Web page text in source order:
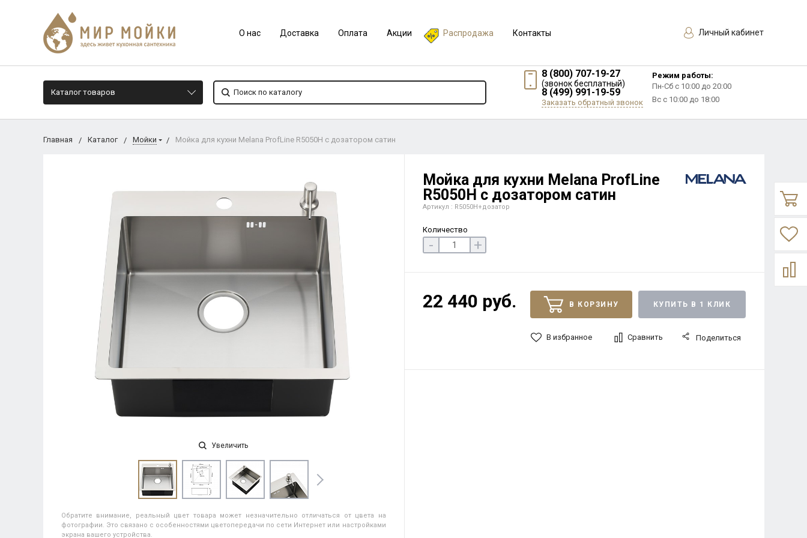
О нас Доставка Оплата Акции Распродажа Контакты Личный кабинет
Каталог товаров
8 (800) 707-19-27
(звонок бесплатный)
8 (499) 991-19-59
Заказать обратный звонок
Режим работы:
Пн-Сб с 10:00 до 20:00
Вс с 10:00 до 18:00
Главная Каталог Мойки Мойка для кухни Melana ProfLine R5050H с дозатором сатин
Увеличить
Обратите внимание, реальный цвет товара может незначительно отличаться от цвета на
фотографии. Это связано с особенностями цветопередачи по сети Интернет или настройками
экрана вашего устройства.
Мойка для кухни Melana ProfLine
R5050H с дозатором сатин
Артикул : R5050H+дозатор
Количество
- +
22 440 руб. В КОРЗИНУ КУПИТЬ В 1 КЛИК
В избранное Сравнить Поделиться